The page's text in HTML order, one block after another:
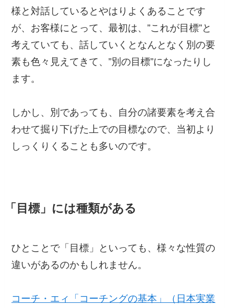
様と対話しているとやはりよくあることです
が、お客様にとって、最初は、”これが目標”と
考えていても、話していくとなんとなく別の要
素も色々見えてきて、”別の目標”になったりし
ます。
しかし、別であっても、自分の諸要素を考え合
わせて掘り下げた上での目標なので、当初より
しっくりくることも多いのです。
「目標」には種類がある
ひとことで「目標」といっても、様々な性質の
違いがあるのかもしれません。
コーチ・エィ「コーチングの基本」（日本実業